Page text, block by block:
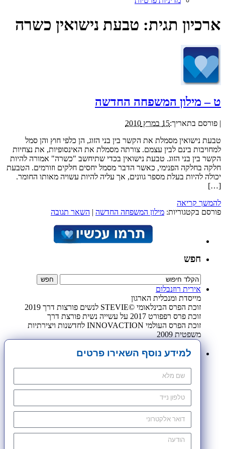
ארכיון תגית: טבעת נישואין כשרה
ט – מילון המשפחה החדשה
| פורסם בתאריך:15 במרץ 2010
טבעת נישואין מסמלת את הקשר בין בני הזוג, הן כלפי חוץ והן סמל
למחויבות בינם לבין עצמם. צורתה מסמלת את האינסופיות, את נצחיות
הקשר בין בני הזוג. טבעת נישואין בכדי שתיחשב "כשרה" אמורה להיות
חלקה בחלקה הפנימי, כאשר הדבר מסמל יחסים חלקים וזורמים. הטבעת
יכולה להיות בעלת מספר גוונים, אך עליה להיות עשויה מאותו החומר.
[…]
להמשך קריאה
פורסם בקטגוריות: מילון המשפחה החדשה | השאר תגובה
חפש
אירית רוזנבלום
מייסדת ומנכלית הארגון
זוכת הפרס הבינלאומי ©STEVIE לנשים פורצות דרך 2019
זוכת פרס רפפורט 2017 על עשייה נשית פורצת דרך
זוכת הפרס העולמי INNOVACTION לחדשנות ויצירתיות
משפטית 2009
למידע נוסף השאירו פרטים